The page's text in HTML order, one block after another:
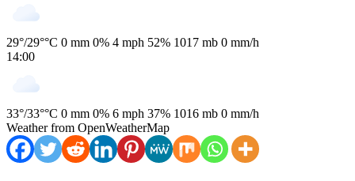
29°/29°°C 0 mm 0% 4 mph 52% 1017 mb 0 mm/h
14:00
33°/33°°C 0 mm 0% 6 mph 37% 1016 mb 0 mm/h
Weather from OpenWeatherMap